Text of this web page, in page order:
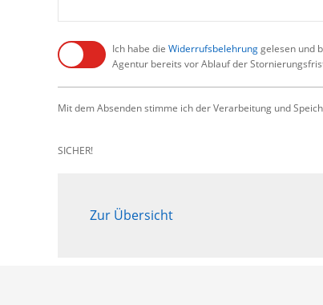
Ich habe die Widerrufsbelehrunggelesen und
Agentur bereits vor Ablauf der
Mit dem Absenden stimme ich der Verarbeitung und
SICHER!
Zur Übersicht